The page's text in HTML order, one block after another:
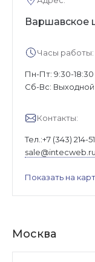
Варшавское
Часы работы:
Пн-Пт: 9:30-18:30
Cб-Вс: Выходной
Контакты:
Тел.:+7 (343) 214-
sale@intecweb.ru
Показать на
Москва